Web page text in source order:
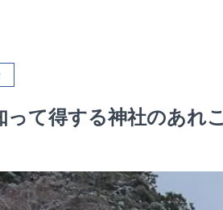
て得する神社のあ